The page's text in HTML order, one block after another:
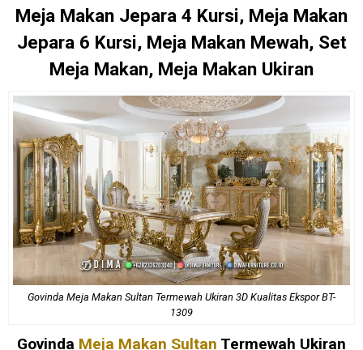
Meja Makan Jepara 4 Kursi, Meja Makan
Jepara 6 Kursi, Meja Makan Mewah, Set
Meja Makan, Meja Makan Ukiran
Govinda Meja Makan Sultan Termewah Ukiran 3D Kualitas Ekspor BT-
1309
Govinda Meja Makan Sultan Termewah Ukiran